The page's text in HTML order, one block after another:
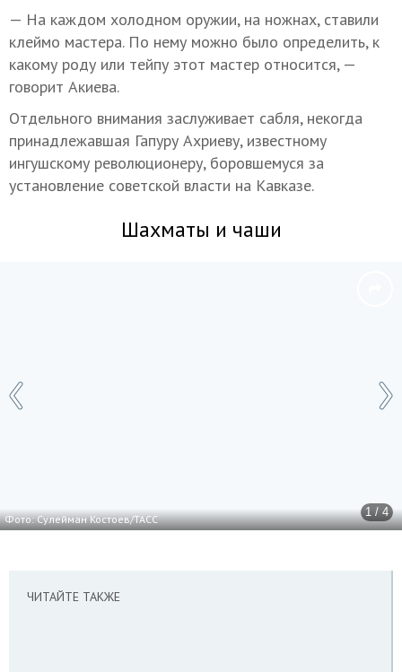
— На каждом холодном оружии, на ножнах, ставили
клеймо мастера. По нему можно было определить, к
какому роду или тейпу этот мастер относится, —
говорит Акиева.
Отдельного внимания заслуживает сабля, некогда
принадлежавшая Гапуру Ахриеву, известному
ингушскому революционеру, боровшемуся за
установление советской власти на Кавказе.
Шахматы и чаши
1 / 4
Фото: Сулейман Костоев/ТАСС
ЧИТАЙТЕ ТАКЖЕ